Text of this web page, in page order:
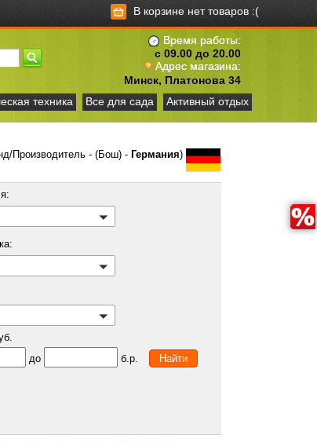
В корзине нет товаров :(
Время работы:
с 09.00 до 20.00
Адрес магазина:
Минск, Платонова 34
техника Все для сада Активный отдых
Производитель - (Бош) - Германия)
до б.р.